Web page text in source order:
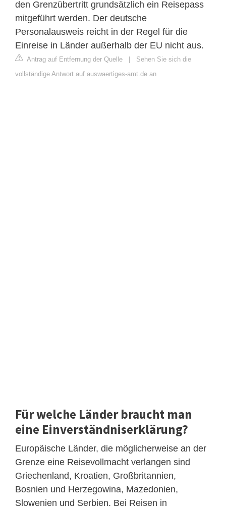
den Grenzübertritt grundsätzlich ein Reisepass
mitgeführt werden. Der deutsche
Personalausweis reicht in der Regel für die
Einreise in Länder außerhalb der EU nicht aus.
Antrag auf Entfernung der Quelle | Sehen Sie sich die
vollständige Antwort auf auswaertiges-amt.de an
Für welche Länder braucht man
eine Einverständniserklärung?
Europäische Länder, die möglicherweise an der
Grenze eine Reisevollmacht verlangen sind
Griechenland, Kroatien, Großbritannien,
Bosnien und Herzegowina, Mazedonien,
Slowenien und Serbien. Bei Reisen in